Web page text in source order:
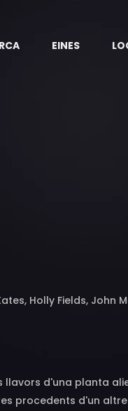
EINES
Holly Fields, John
Matt
llavors d'una planta
procedents d'un